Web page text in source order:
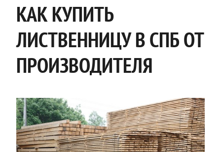
КАК КУПИТЬ
ЛИСТВЕННИЦУ В СПБ ОТ
ПРОИЗВОДИТЕЛЯ